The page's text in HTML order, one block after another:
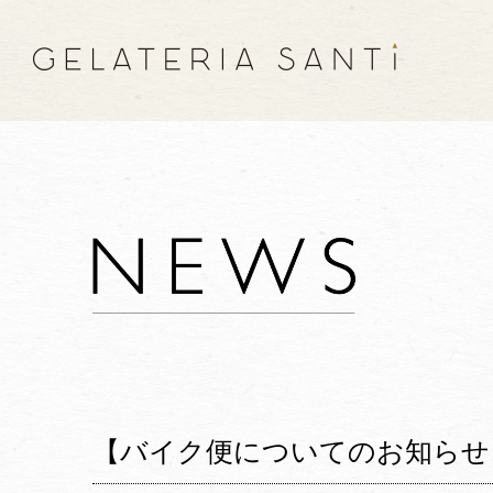
【バイク便についてのお知ら